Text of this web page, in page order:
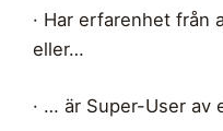
· Har erfarenhet från
eller…
· … är Super-User av